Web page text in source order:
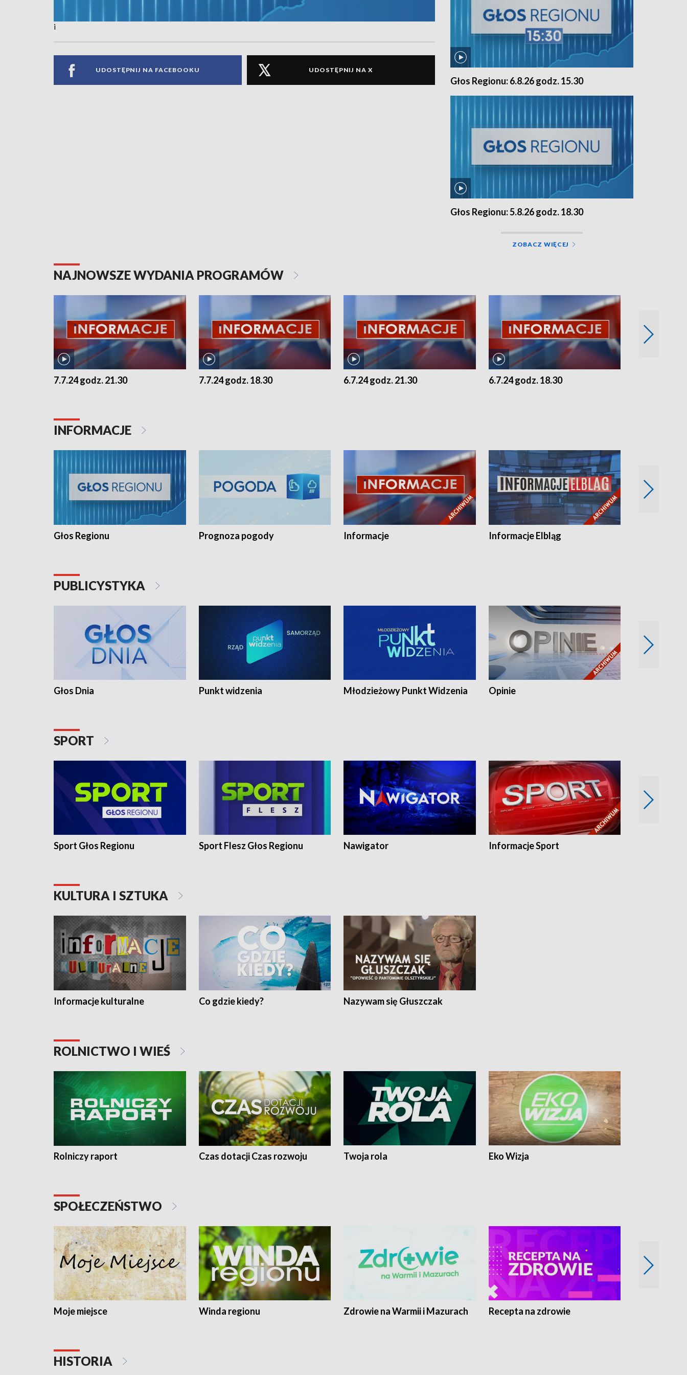
i
UDOSTĘPNIJ NA FACEBOOKU UDOSTĘPNIJ NA X
Głos Regionu: 6.8.26 godz. 15.30
Głos Regionu: 5.8.26 godz. 18.30
ZOBACZ WIĘCEJ
NAJNOWSZE WYDANIA PROGRAMÓW
7.7.24 godz. 21.30 7.7.24 godz. 18.30 6.7.24 godz. 21.30 6.7.24 godz. 18.30
INFORMACJE
Głos Regionu Prognoza pogody Informacje Informacje Elbląg
PUBLICYSTYKA
Głos Dnia Punkt widzenia Młodzieżowy Punkt Widzenia Opinie
SPORT
Sport Głos Regionu Sport Flesz Głos Regionu Nawigator Informacje Sport
KULTURA I SZTUKA
Informacje kulturalne Co gdzie kiedy? Nazywam się Głuszczak
ROLNICTWO I WIEŚ
Rolniczy raport Czas dotacji Czas rozwoju Twoja rola Eko Wizja
SPOŁECZEŃSTWO
Moje miejsce Winda regionu Zdrowie na Warmii i Mazurach Recepta na zdrowie
HISTORIA